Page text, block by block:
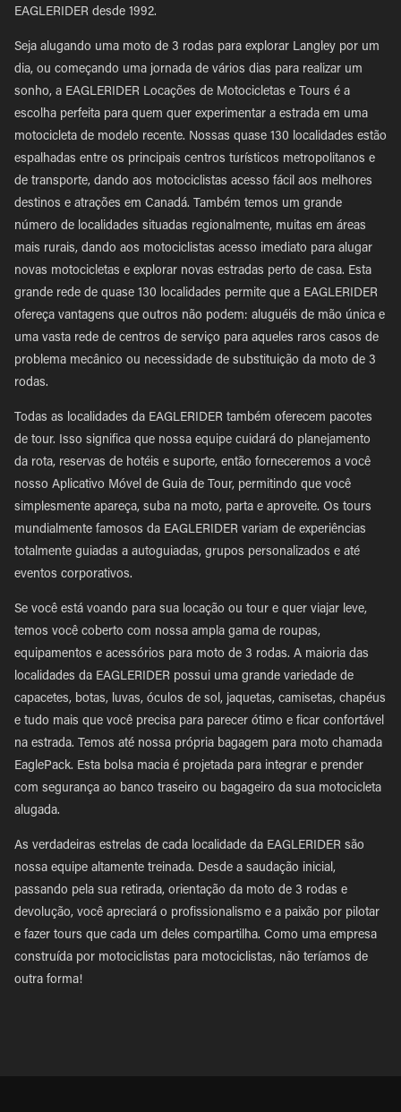
EAGLERIDER desde 1992.
Seja alugando uma moto de 3 rodas para explorar Langley por um
dia, ou começando uma jornada de vários dias para realizar um
sonho, a EAGLERIDER Locações de Motocicletas e Tours é a
escolha perfeita para quem quer experimentar a estrada em uma
motocicleta de modelo recente. Nossas quase 130 localidades estão
espalhadas entre os principais centros turísticos metropolitanos e
de transporte, dando aos motociclistas acesso fácil aos melhores
destinos e atrações em Canadá. Também temos um grande
número de localidades situadas regionalmente, muitas em áreas
mais rurais, dando aos motociclistas acesso imediato para alugar
novas motocicletas e explorar novas estradas perto de casa. Esta
grande rede de quase 130 localidades permite que a EAGLERIDER
ofereça vantagens que outros não podem: aluguéis de mão única e
uma vasta rede de centros de serviço para aqueles raros casos de
problema mecânico ou necessidade de substituição da moto de 3
rodas.
Todas as localidades da EAGLERIDER também oferecem pacotes
de tour. Isso significa que nossa equipe cuidará do planejamento
da rota, reservas de hotéis e suporte, então forneceremos a você
nosso Aplicativo Móvel de Guia de Tour, permitindo que você
simplesmente apareça, suba na moto, parta e aproveite. Os tours
mundialmente famosos da EAGLERIDER variam de experiências
totalmente guiadas a autoguiadas, grupos personalizados e até
eventos corporativos.
Se você está voando para sua locação ou tour e quer viajar leve,
temos você coberto com nossa ampla gama de roupas,
equipamentos e acessórios para moto de 3 rodas. A maioria das
localidades da EAGLERIDER possui uma grande variedade de
capacetes, botas, luvas, óculos de sol, jaquetas, camisetas, chapéus
e tudo mais que você precisa para parecer ótimo e ficar confortável
na estrada. Temos até nossa própria bagagem para moto chamada
EaglePack. Esta bolsa macia é projetada para integrar e prender
com segurança ao banco traseiro ou bagageiro da sua motocicleta
alugada.
As verdadeiras estrelas de cada localidade da EAGLERIDER são
nossa equipe altamente treinada. Desde a saudação inicial,
passando pela sua retirada, orientação da moto de 3 rodas e
devolução, você apreciará o profissionalismo e a paixão por pilotar
e fazer tours que cada um deles compartilha. Como uma empresa
construída por motociclistas para motociclistas, não teríamos de
outra forma!